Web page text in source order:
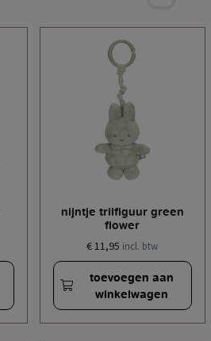
nijntje trilfiguur green
flower
€ 11,95 incl. btw
toevoegen aan
winkelwagen